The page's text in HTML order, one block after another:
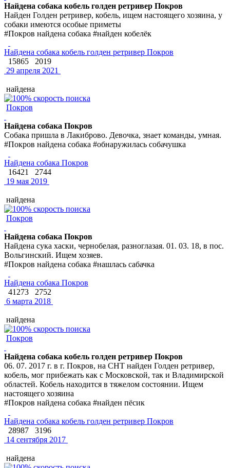
Найдена собака кобель голден ретривер Покров
Найден Голден ретривер, кобель, ищем настоящего хозяина, у
собаки имеются особые приметы
#Покров найдена собака #найден кобелёк
Найдена собака кобель голден ретривер Покров
15865
2019
29 апреля 2021
найдена
Покров
Найдена собака Покров
Собака пришла в Лакиброво. Девочка, знает команды, умная.
#Покров найдена собака #обнаружилась собачушка
Найдена собака Покров
16421
2744
19 мая 2019
найдена
Покров
Найдена собака Покров
Найдена сука хаски, чернобелая, разноглазая. 01. 03. 18, в пос.
Вольгинский. Ищем хозяев.
#Покров найдена собака #нашлась сабачка
Найдена собака Покров
41273
2752
6 марта 2018
найдена
Покров
Найдена собака кобель голден ретривер Покров
06. 07. 2017 г. в г. Покров, на СНТ найден Голден ретривер,
кобель, мог прибежать как с Московской, так и Владимирской
областей. Кобель находится в тяжелом состоянии. Ищем
настоящего хозяина
#Покров найдена собака #найден пёсик
Найдена собака кобель голден ретривер Покров
28987
3196
14 сентября 2017
найдена